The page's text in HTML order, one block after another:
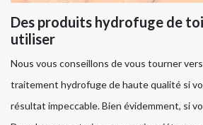
Des produits hydrofuge de
utiliser
Nous vous conseillons de vous tourner
traitement hydrofuge de haute qualité si
résultat impeccable. Bien évidemment, si